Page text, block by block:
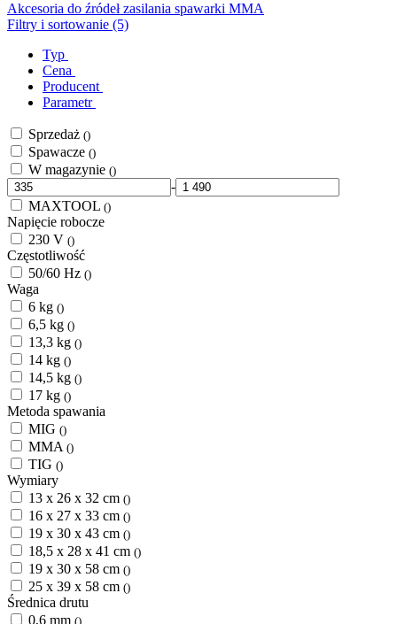
Akcesoria do źródeł zasilania spawarki MMA
Filtry i sortowanie (5)
Typ
Cena
Producent
Parametr
Sprzedaż ()
Spawacze ()
W magazynie ()
-
MAXTOOL ()
Napięcie robocze
230 V ()
Częstotliwość
50/60 Hz ()
Waga
6 kg ()
6,5 kg ()
13,3 kg ()
14 kg ()
14,5 kg ()
17 kg ()
Metoda spawania
MIG ()
MMA ()
TIG ()
Wymiary
13 x 26 x 32 cm ()
16 x 27 x 33 cm ()
19 x 30 x 43 cm ()
18,5 x 28 x 41 cm ()
19 x 30 x 58 cm ()
25 x 39 x 58 cm ()
Średnica drutu
0,6 mm ()